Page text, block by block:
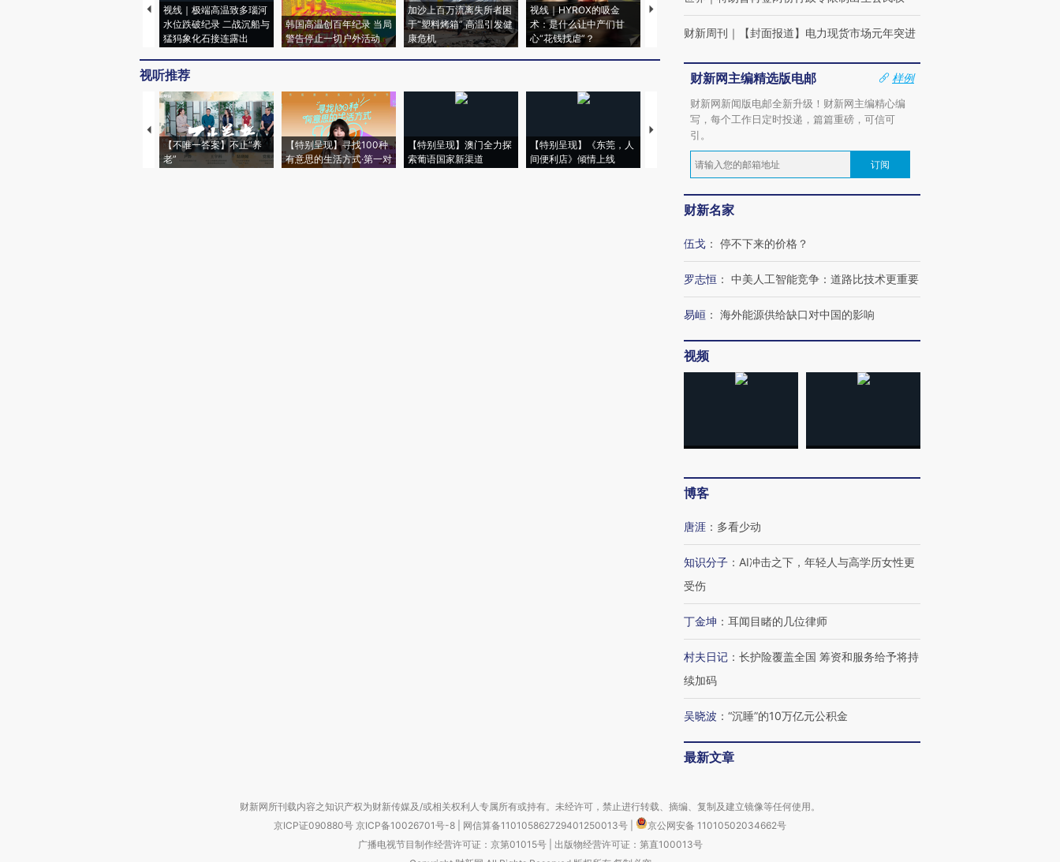
视线｜极端高温致多瑙河
水位跌破纪录 二战沉船与
猛犸象化石接连露出
韩国高温创百年纪录 当局
警告停止一切户外活动
加沙上百万流离失所者困
于“塑料烤箱” 高温引发健
康危机
视线｜HYROX的吸金
术：是什么让中产们甘
心“花钱找虐”？
马航飞行员跨国走私7万
育部长拱下台
飞地休达
视听推荐
【不唯一答案】不止“养
老”
【特别呈现】寻找100种
有意思的生活方式·第一对
【特别呈现】澳门全力探
索葡语国家新渠道
【特别呈现】《东莞，人
间便利店》倾情上线
【推广】走进第四届链博
有意思的生活方式·第三对
财新周刊 ｜ 【封面报道】电力现货市场元年突进
财新网主编精选版电邮
样例
财新网新闻版电邮全新升级！财新网主编精心编
写，每个工作日定时投递，篇篇重磅，可信可
引。
订阅
财新名家
伍戈 ： 停不下来的价格？
罗志恒 ： 中美人工智能竞争：道路比技术更重要
易峘 ： 海外能源供给缺口对中国的影响
视频
博客
唐涯 ： 多看少动
知识分子 ： AI冲击之下，年轻人与高学历女性更
受伤
丁金坤 ： 耳闻目睹的几位律师
村夫日记 ： 长护险覆盖全国 筹资和服务给予将持
续加码
吴晓波 ： “沉睡”的10万亿元公积金
最新文章
财新网所刊载内容之知识产权为财新传媒及/或相关权利人专属所有或持有。未经许可，禁止进行转载、摘编、复制及建立镜像等任何使用。
京ICP证090880号 京ICP备10026701号-8 网信算备110105862729401250013号
京公网安备 11010502034662号
广播电视节目制作经营许可证：京第01015号| 出版物经营许可证：第直100013号